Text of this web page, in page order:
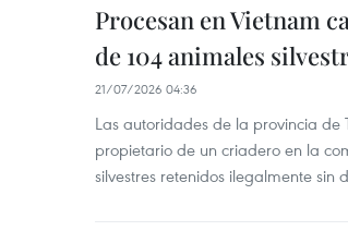
Procesan en Vietnam
de 104 animales
21/07/2026 04:36
Las autoridades de la provincia
propietario de un criadero en la
silvestres retenidos ilegalmente sin